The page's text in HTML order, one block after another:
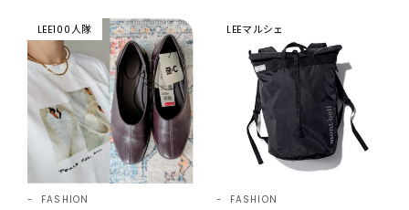
LEE100人隊
FASHION
LEEマルシェ
FASHION